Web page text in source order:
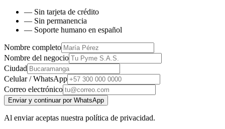
— Sin tarjeta de crédito
— Sin permanencia
— Soporte humano en español
Nombre completo
Nombre del negocio
Ciudad
Celular / WhatsApp
Correo electrónico
Enviar y continuar por WhatsApp
Al enviar aceptas nuestra política de privacidad.